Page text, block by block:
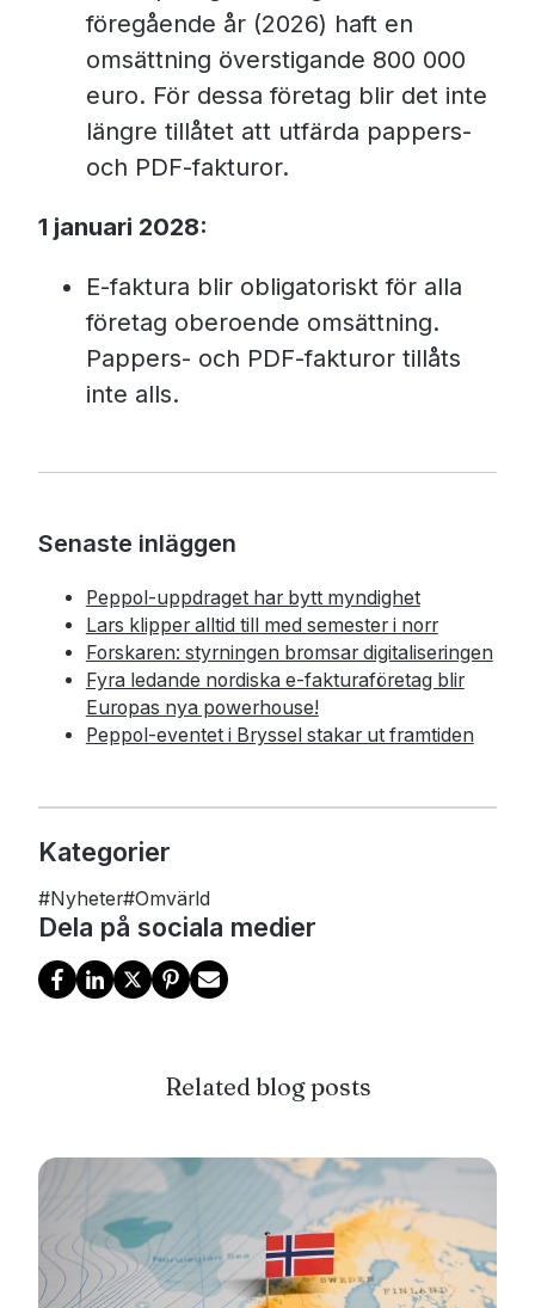
föregående år (2026) haft en
omsättning överstigande 800 000
euro. För dessa företag blir det inte
längre tillåtet att utfärda pappers-
och PDF-fakturor.
1 januari 2028:
E-faktura blir obligatoriskt för alla
företag oberoende omsättning.
Pappers- och PDF-fakturor tillåts
inte alls.
Senaste inläggen
Peppol-uppdraget har bytt myndighet
Lars klipper alltid till med semester i norr
Forskaren: styrningen bromsar digitaliseringen
Fyra ledande nordiska e-fakturaföretag blir
Europas nya powerhouse!
Peppol-eventet i Bryssel stakar ut framtiden
Kategorier
#Nyheter#Omvärld
Dela på sociala medier
Related blog posts